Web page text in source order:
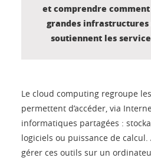
et comprendre
grandes infrastructures
soutiennent les
Le cloud computing regroupe
permettent d’accéder, via
informatiques partagées :
logiciels ou puissance de
gérer ces outils sur un